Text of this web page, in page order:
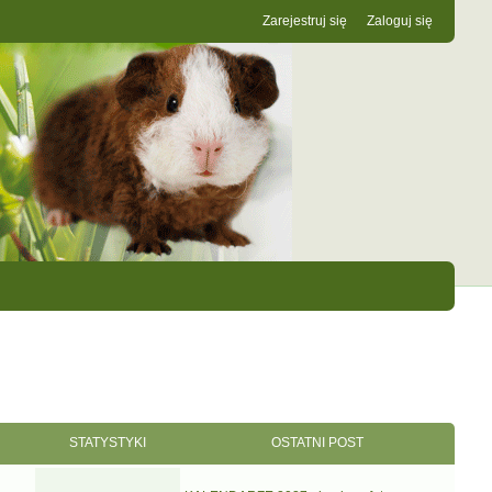
Zaloguj się
Zarejestruj się
STATYSTYKI OSTATNI POST